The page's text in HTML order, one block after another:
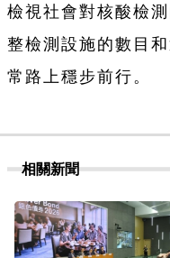
檢視社會對核酸檢
整檢測設施的數目
常路上穩步前行。
相關新聞